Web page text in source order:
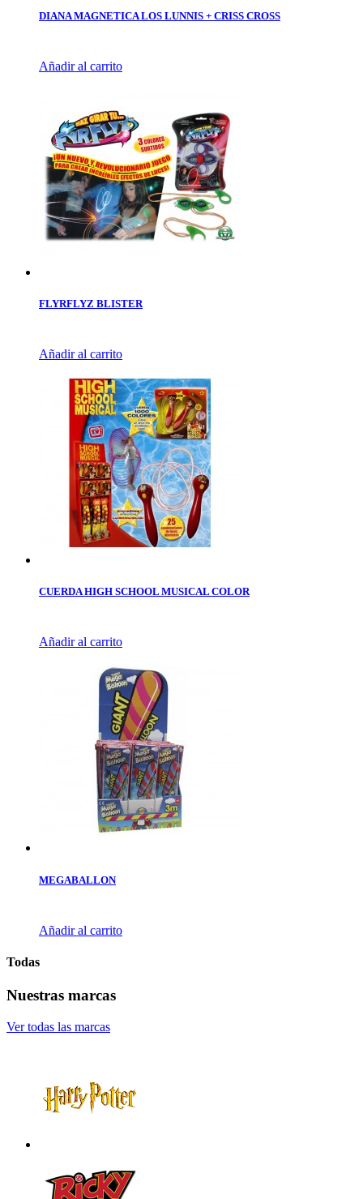
DIANA MAGNETICA LOS LUNNIS + CRISS CROSS
Añadir al carrito
FLYRFLYZ BLISTER
Añadir al carrito
CUERDA HIGH SCHOOL MUSICAL COLOR
Añadir al carrito
MEGABALLON
Añadir al carrito
Todas
Nuestras marcas
Ver todas las marcas